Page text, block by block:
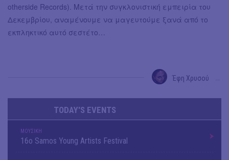
otherside Records). Μετά την συγκλονιστική εμπειρία του
Δεκεμβρίου, αναμένουμε να μαγευτούμε ξανά από το
εκπληκτικό αυτό σεστέτο…
Έφη Χρυσού
TODAY'S EVENTS
ΜΟΥΣΙΚΗ
16o Samos Young Artists Festival